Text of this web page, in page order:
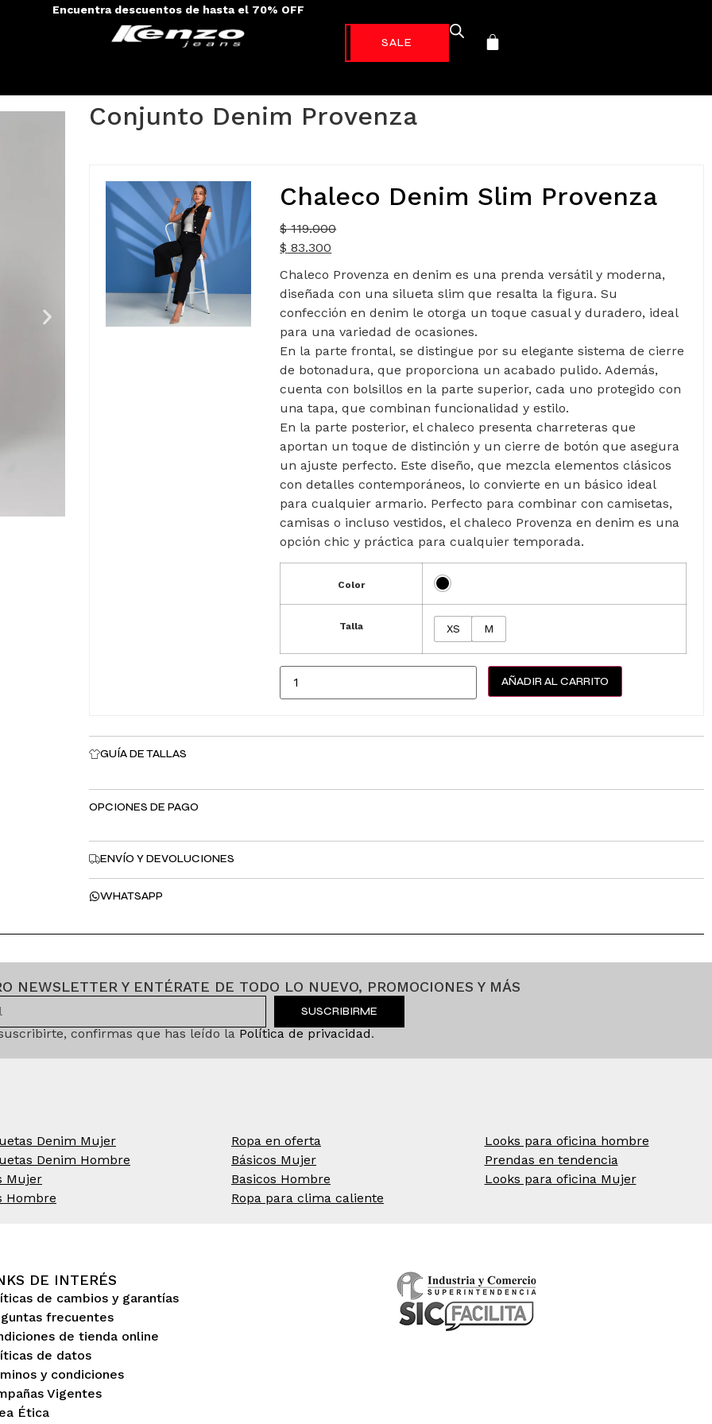
Envíos a todo el país - 100% colombiano
-70%*
Conjunto Denim Provenza
Chaleco Denim Slim Provenza
$119.000
$ 83.300
Chaleco Provenza en denim es una prenda versátil y moderna,
diseñada con una silueta slim que resalta la figura. Su
confección en denim le otorga un toque casual y duradero, ideal
para una variedad de ocasiones.
En la parte frontal, se distingue por su elegante sistema de cierre
de botonadura, que proporciona un acabado pulido. Además,
cuenta con bolsillos en la parte superior, cada uno protegido con
una tapa, que combinan funcionalidad y estilo.
En la parte posterior, el chaleco presenta charreteras que
aportan un toque de distinción y un cierre de botón que asegura
un ajuste perfecto. Este diseño, que mezcla elementos clásicos
con detalles contemporáneos, lo convierte en un básico ideal
para cualquier armario. Perfecto para combinar con camisetas,
camisas o incluso vestidos, el chaleco Provenza en denim es una
opción chic y práctica para cualquier temporada.
Color
Talla XS M
AÑADIR AL CARRITO
GUÍA DE TALLAS
OPCIONES DE PAGO
ENVÍO Y DEVOLUCIONES
WHATSAPP
NEWSLETTER Y ENTÉRATE DE TODO LO NUEVO, PROMOCIONES Y MÁS
SUSCRIBIRME
confirmas que has leído la Política de privacidad.
Denim Mujer
Denim Hombre
Mujer
Hombre
Ropa en oferta
Básicos Mujer
Basicos Hombre
Ropa para clima caliente
Looks para oficina hombre
Prendas en tendencia
Looks para oficina Mujer
DE INTERÉS
de cambios y garantías
frecuentes
de tienda online
de datos
y condiciones
Vigentes
Ética